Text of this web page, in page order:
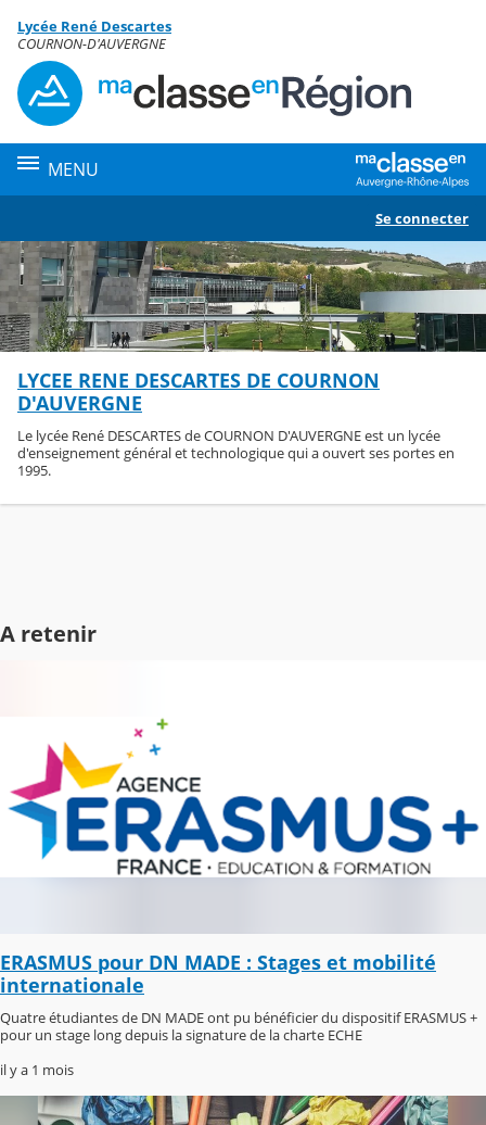
Contenu
Lycée René Descartes
COURNON-D'AUVERGNE
MENU
Se connecter
LYCEE RENE DESCARTES DE COURNON
D'AUVERGNE
Le lycée René DESCARTES de COURNON D'AUVERGNE est un lycée
d'enseignement général et technologique qui a ouvert ses portes en
1995.
A retenir
ERASMUS pour DN MADE : Stages et mobilité
internationale
Quatre étudiantes de DN MADE ont pu bénéficier du dispositif ERASMUS +
pour un stage long depuis la signature de la charte ECHE
il y a 1 mois